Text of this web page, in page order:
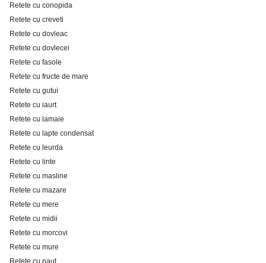
Retete cu conopida
Retete cu creveti
Retete cu dovleac
Retete cu dovlecei
Retete cu fasole
Retete cu fructe de mare
Retete cu gutui
Retete cu iaurt
Retete cu lamaie
Retete cu lapte condensat
Retete cu leurda
Retete cu linte
Retete cu masline
Retete cu mazare
Retete cu mere
Retete cu midii
Retete cu morcovi
Retete cu mure
Retete cu naut